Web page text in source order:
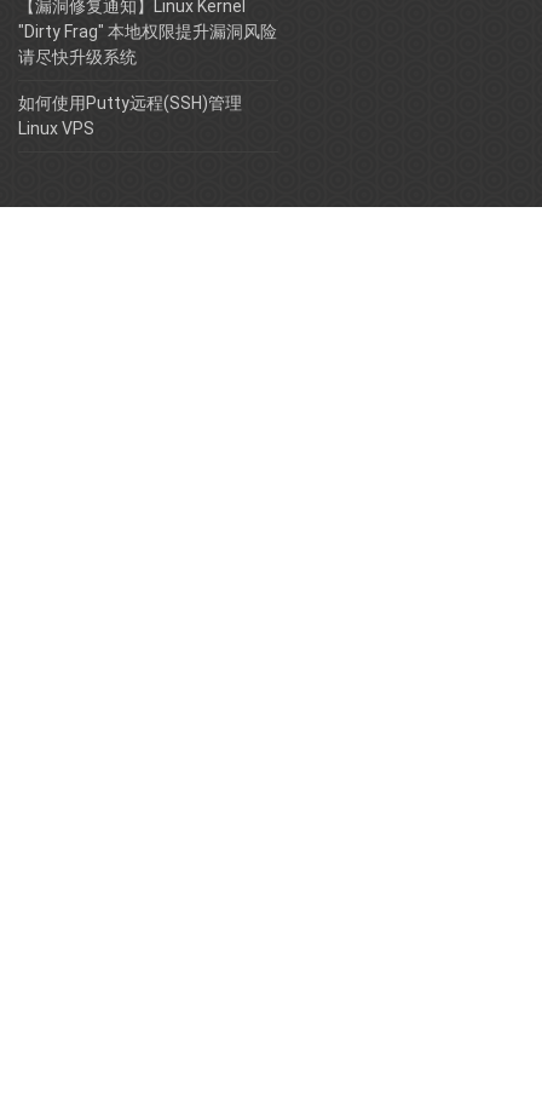
【漏洞修复通知】Linux Kernel
"Dirty Frag" 本地权限提升漏洞风险
请尽快升级系统
如何使用Putty远程(SSH)管理
Linux VPS